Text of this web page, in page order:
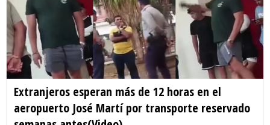
Extranjeros esperan más de 12 horas en el
aeropuerto José Martí por transporte reservado